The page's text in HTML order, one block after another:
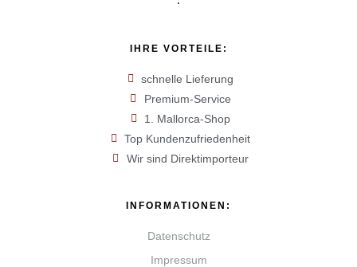
IHRE VORTEILE:
schnelle Lieferung
Premium-Service
1. Mallorca-Shop
Top Kundenzufriedenheit
Wir sind Direktimporteur
INFORMATIONEN:
Datenschutz
Impressum